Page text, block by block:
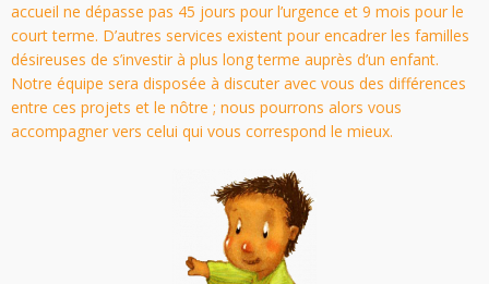
accueil ne dépasse pas 45 jours pour l’urgence et 9 mois pour le
court terme. D’autres services existent pour encadrer les familles
désireuses de s’investir à plus long terme auprès d’un enfant.
Notre équipe sera disposée à discuter avec vous des différences
entre ces projets et le nôtre ; nous pourrons alors vous
accompagner vers celui qui vous correspond le mieux.